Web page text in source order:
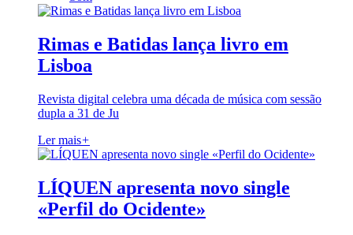
Rimas e Batidas lança livro em
Lisboa
Revista digital celebra uma década de música com sessão
dupla a 31 de Ju
Ler mais+
LÍQUEN apresenta novo single
«Perfil do Ocidente»